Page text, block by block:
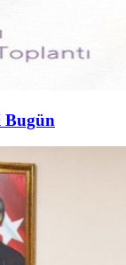
Bugün